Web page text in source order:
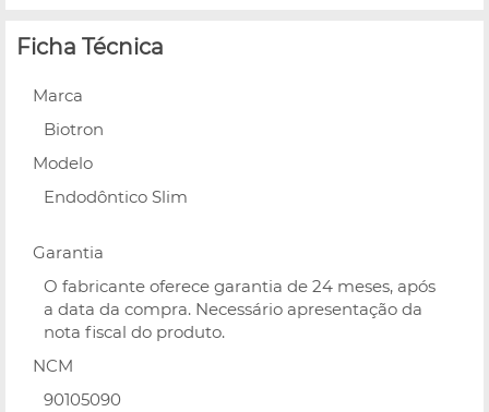
Ficha Técnica
Marca
Biotron
Modelo
Endodôntico Slim
Garantia
O fabricante oferece garantia de 24 meses, após
a data da compra. Necessário apresentação da
nota fiscal do produto.
NCM
90105090